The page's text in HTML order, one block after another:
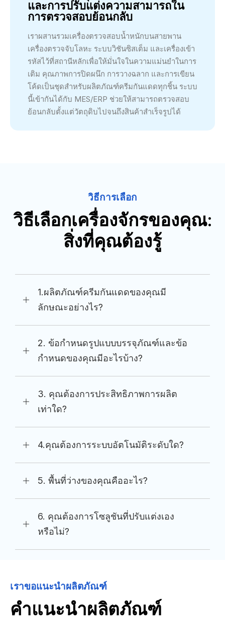
และการปรับแต่งความสามารถใน
การตรวจสอบย้อนกลับ
เราผสานรวมเครื่องตรวจสอบน้ำหนักบนสายพาน
เครื่องตรวจจับโลหะ ระบบวิชันซิสเต็ม และเครื่องเข้า
รหัสไว้ที่สถานีหลักเพื่อให้มั่นใจในความแม่นยำในการ
เติม คุณภาพการปิดผนึก การวางฉลาก และการเขียน
โค้ดเป็นชุดสำหรับผลิตภัณฑ์ครีมกันแดดทุกชิ้น ระบบ
นี้เข้ากันได้กับ MES/ERP ช่วยให้สามารถตรวจสอบ
ย้อนกลับตั้งแต่วัตถุดิบไปจนถึงสินค้าสำเร็จรูปได้
วิธีการเลือก
วิธีเลือกเครื่องจักรของคุณ:
สิ่งที่คุณต้องรู้
1.ผลิตภัณฑ์ครีมกันแดดของคุณมี
ลักษณะอย่างไร?
2. ข้อกำหนดรูปแบบบรรจุภัณฑ์และข้อ
กำหนดของคุณมีอะไรบ้าง?
3. คุณต้องการประสิทธิภาพการผลิต
เท่าใด?
4.คุณต้องการระบบอัตโนมัติระดับใด?
5. พื้นที่ว่างของคุณคืออะไร?
6. คุณต้องการโซลูชันที่ปรับแต่งเอง
หรือไม่?
เราขอแนะนำผลิตภัณฑ์
คำแนะนำผลิตภัณฑ์